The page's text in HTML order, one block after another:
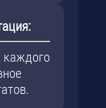
каждого